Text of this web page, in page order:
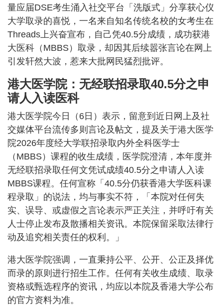
量应届DSE考生涌入社交平台「洗版式」分享获心仪
大学取录的喜悦，一名来自知名传统名校的女考生在
Threads上兴奋宣布，自己凭40.5分成绩，成功获港
大医科（MBBS）取录，却因其后续嚣张言论在网上
引发轩然大波，惹来大批网民猛烈批评。
港大医学院：无经联招录取40.5分之申
请人入读医科
港大医学院今日（6日）表示，留意到近日网上及社
交媒体平台流传多则言论及帖文，提及关于港大医学
院2026年度经大学联招录取内外全科医学士
（MBBS）课程的收生成绩，医学院澄清，本年度并
无经联招录取任何文凭试成绩40.5分之申请人入读
MBBS课程。任何宣称「40.5分仍获香港大学医科课
程录取」的说法，均与事实不符，「本院对任何失
实、误导、或虚假之言论表示严正关注，并呼吁有关
人士停止发布及散播相关资讯。本院保留采取法律行
动及追究相关责任的权利。」
港大医学院强调，一直秉持公平、公开、公正及择优
而录的原则进行招生工作。任何有关收生成绩、取录
资格或甄选程序的资讯，均应以本院及香港大学公布
的官方资料为准。